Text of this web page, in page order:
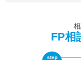
FP相
step